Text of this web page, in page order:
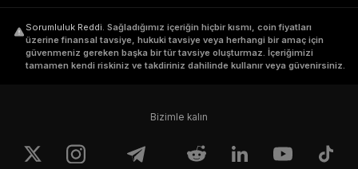
Sorumluluk Reddi. Sağladığımız içeriğin hiçbir kısmı, coin fiyatları
üzerine finansal tavsiye, hukuki tavsiye veya herhangi bir amaç için
güvenmeniz gereken başka bir tür tavsiye oluşturmaz. İçeriğimizi
tamamen kendi riskiniz ve takdiriniz dahilinde kullanır veya güvenirsiniz.
Bizimle kalın